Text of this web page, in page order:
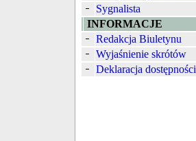
Sygnalista
INFORMACJE
Redakcja Biuletynu
Wyjaśnienie skrótów
Deklaracja dostępności